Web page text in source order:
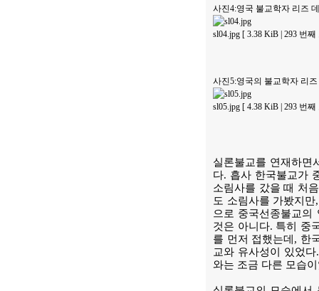
사진4:영국 불교학자 리즈
sl04.jpg [ 3.38 KiB | 293 번
사진5:영국의 불교학자 리즈
sl05.jpg [ 4.38 KiB | 293 번
실론불교를 연재하면
다. 흡사 한국불교가
소림사를 갔을 때 처
도 소림사를 가봤지
으로 중국선종불교
것은 아니다. 특히 중
를 먼저 접했는데, 한
교와 유사성이 있었
와는 조금 다른 모습